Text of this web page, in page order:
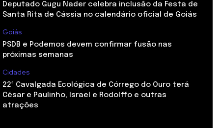
Deputado Gugu Nader celebra inclusão da Festa de
Santa Rita de Cássia no calendário oficial de Goiás
Goiás
PSDB e Podemos devem confirmar fusão nas
próximas semanas
Cidades
22ª Cavalgada Ecológica de Córrego do Ouro terá
César e Paulinho, Israel e Rodolffo e outras
atrações